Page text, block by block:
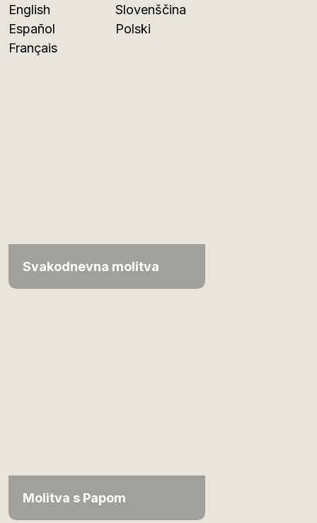
English
Español
Français
Slovenščina
Polski
Svakodnevna molitva
Molitva s Papom